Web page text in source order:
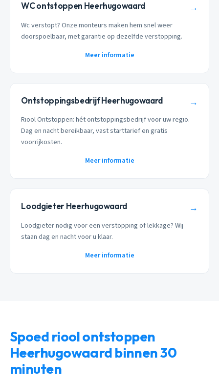
WC ontstoppen Heerhugowaard →
Wc verstopt? Onze monteurs maken hem snel weer
doorspoelbaar, met garantie op dezelfde verstopping.
Meer informatie
Ontstoppingsbedrijf Heerhugowaard →
Riool Ontstoppen: hét ontstoppingsbedrijf voor uw regio.
Dag en nacht bereikbaar, vast starttarief en gratis
voorrijkosten.
Meer informatie
Loodgieter Heerhugowaard →
Loodgieter nodig voor een verstopping of lekkage? Wij
staan dag en nacht voor u klaar.
Meer informatie
Spoed riool ontstoppen
Heerhugowaard binnen 30
minuten